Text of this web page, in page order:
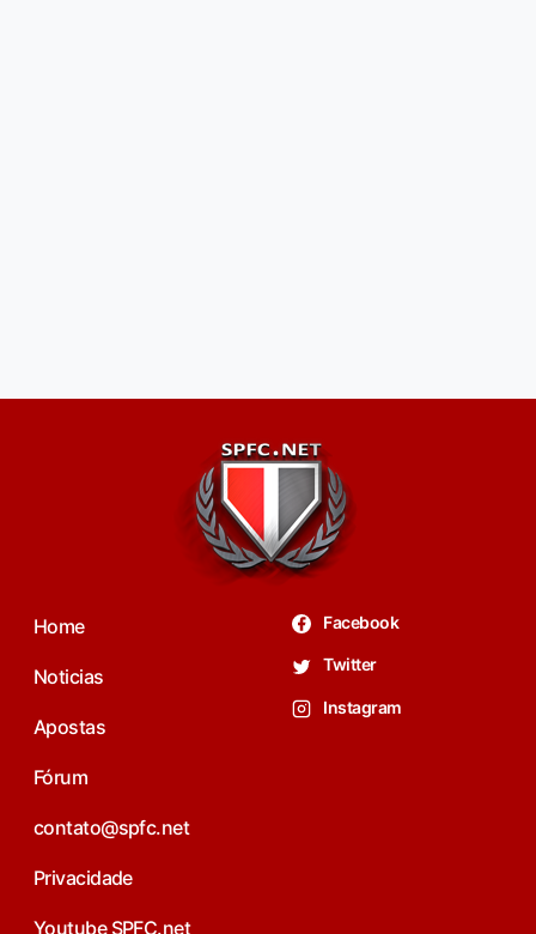
Home
Noticias
Apostas
Fórum
contato@spfc.net
Privacidade
Youtube SPFC.net
Facebook
Twitter
Instagram